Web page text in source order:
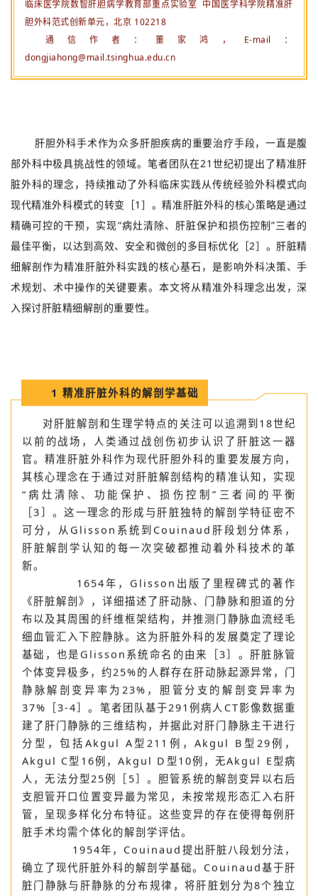
元项目（No.2019-I2M-5-056）
作者单位：清华大学北京清华长庚医院-肝胆胰中心 清华大学
临床医学院数智肝胆病学教育部重点实验室 中国医学科学院精准肝
胆外科范式创新单元，北京 102218
通信作者：董家鸿，E-mail：
肝胆外科手术作为众多肝胆疾病的重要治疗手段，一直是腹
部外科中极具挑战性的领域。笔者团队在21世纪初提出了精准肝
脏外科的理念，持续推动了外科临床实践从传统经验外科模式向
现代精准外科模式的转变［1］。精准肝脏外科的核心策略是通过
精确可控的干预，实现“病灶清除、肝脏保护和损伤控制”三者的
最佳平衡，以达到高效、安全和微创的多目标优化［2］。肝脏精
细解剖作为精准肝脏外科实践的核心基石，是影响外科决策、手
1 精准肝脏外科的解剖学基础
对肝脏解剖和生理学特点的关注可以追溯到18世纪
以前的战场，人类通过战创伤初步认识了肝脏这一器
官。精准肝脏外科作为现代肝胆外科的重要发展方向，
其核心理念在于通过对肝脏解剖结构的精准认知，实现
“病灶清除、功能保护、损伤控制”三者间的平衡
［3］。这一理念的形成与肝脏独特的解剖学特征密不
可分，从Glisson系统到Couinaud肝段划分体系，
肝脏解剖学认知的每一次突破都推动着外科技术的革
新。
1654年，Glisson出版了里程碑式的著作
《肝脏解剖》，详细描述了肝动脉、门静脉和胆道的分
布以及其周围的纤维框架结构，并推测门静脉血流经毛
细血管汇入下腔静脉。这为肝脏外科的发展奠定了理论
基础，也是Glisson系统命名的由来［3］。肝脏脉管
个体变异极多，约25%的人群存在肝动脉起源异常，门
静脉解剖变异率为23%，胆管分支的解剖变异率为
37%［3-4］。笔者团队基于291例病人CT影像数据重
建了肝门静脉的三维结构，并据此对肝门静脉主干进行
分型，包括Akgul A型211例，Akgul B型29例，
Akgul C型16例，Akgul D型10例，无Akgul E型病
人，无法分型25例［5］。胆管系统的解剖变异以右后
支胆管开口位置变异最为常见，未按常规形态汇入右肝
管，呈现多样化分布特征。这些变异的存在使得每例肝
脏手术均需个体化的解剖学评估。
1954年，Couinaud提出肝脏八段划分法，